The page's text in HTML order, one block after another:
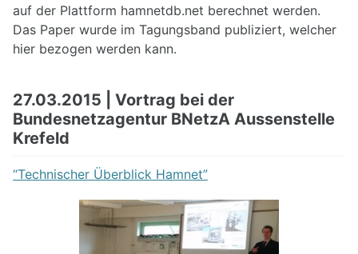
auf der Plattform hamnetdb.net berechnet werden.
Das Paper wurde im Tagungsband publiziert, welcher
hier bezogen werden kann.
27.03.2015 | Vortrag bei der
Bundesnetzagentur BNetzA Aussenstelle
Krefeld
“Technischer Überblick Hamnet”